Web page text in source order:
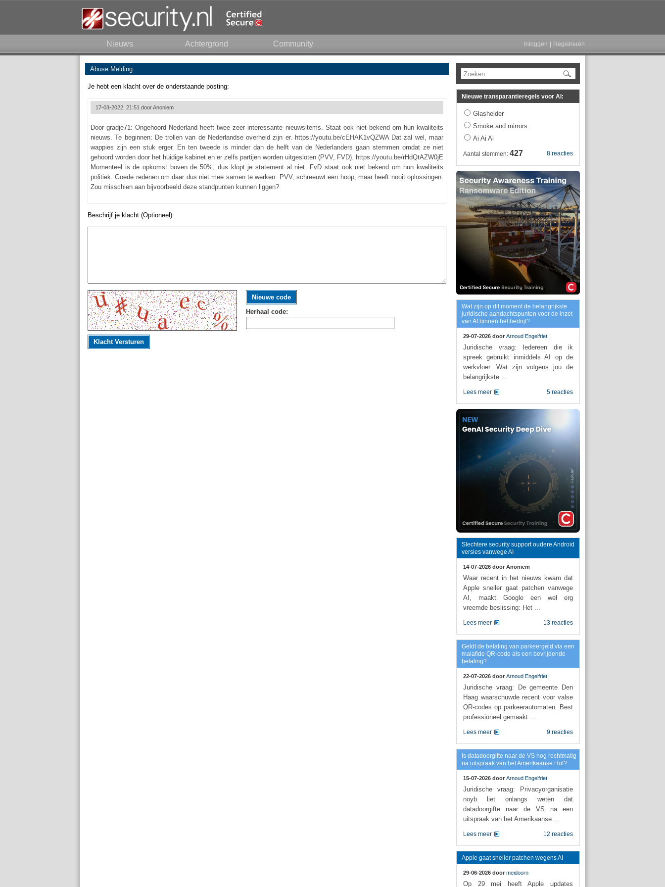
Nieuws Achtergrond Community Inloggen Registreren
Abuse Melding
Je hebt een klacht over de onderstaande posting:
17-03-2022, 21:51 doorAnoniem
Door gradje71: Ongehoord Nederland heeft twee zeer interessante nieuwsitems. Staat ook niet bekend om hun kwaliteits
nieuws. Te beginnen: De trollen van de Nederlandse overheid zijn er. https://youtu.be/cEHAK1vQZWA Dat zal wel, maar
wappies zijn een stuk erger. En ten tweede is minder dan de helft van de Nederlanders gaan stemmen omdat ze niet
gehoord worden door het huidige kabinet en er zelfs partijen worden uitgesloten (PVV, FVD). https://youtu.be/rHdQtAZW0jE
Momenteel is de opkomst boven de 50%, dus klopt je statement al niet. FvD staat ook niet bekend om hun kwaliteits
politiek. Goede redenen om daar dus niet mee samen te werken. PVV, schreeuwt een hoop, maar heeft nooit oplossingen.
Zou misschien aan bijvoorbeeld deze standpunten kunnen liggen?
Beschrijf je klacht (Optioneel):
Nieuwe code
Herhaal code:
Klacht Versturen
Zoeken
Nieuwe transparantieregels voor AI:
Glashelder
Smoke and mirrors
Ai Ai Ai
8 reacties
Aantal stemmen: 427
Wat zijn op dit moment de belangrijkste
juridische aandachtspunten voor de inzet
van AI binnen het bedrijf?
29-07-2026 door Arnoud Engelfriet
Juridische vraag: Iedereen die ik
spreek gebruikt inmiddels AI op de
werkvloer. Wat zijn volgens jou de
belangrijkste ...
5 reacties
Lees meer
Slechtere security support oudere Android
versies vanwege AI
14-07-2026 door Anoniem
Waar recent in het nieuws kwam dat
Apple sneller gaat patchen vanwege
AI, maakt Google een wel erg
vreemde beslissing: Het ...
13 reacties
Lees meer
Geldt de betaling van parkeergeld via een
malafide QR-code als een bevrijdende
betaling?
22-07-2026 door Arnoud Engelfriet
Juridische vraag: De gemeente Den
Haag waarschuwde recent voor valse
QR-codes op parkeerautomaten. Best
professioneel gemaakt ...
9 reacties
Lees meer
Is datadoorgifte naar de VS nog rechtmatig
na uitspraak van het Amerikaanse Hof?
15-07-2026 door Arnoud Engelfriet
Juridische vraag: Privacyorganisatie
noyb liet onlangs weten dat
datadoorgifte naar de VS na een
uitspraak van het Amerikaanse ...
12 reacties
Lees meer
Apple gaat sneller patchen wegens AI
29-06-2026 door meidoorn
Op 29 mei heeft Apple updates